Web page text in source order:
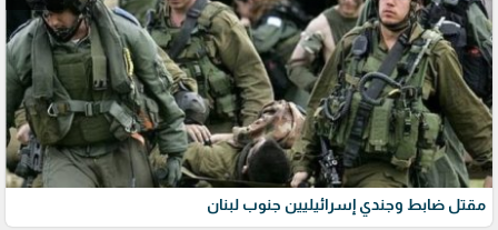
مقتل ضابط وجندي إسرائيليين جنوب لبنان